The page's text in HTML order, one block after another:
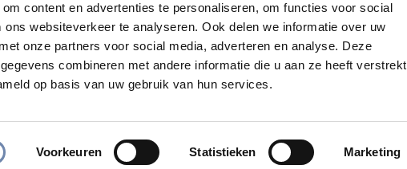
content en advertenties te personaliseren, om functies voor social
ons websiteverkeer te analyseren. Ook delen we informatie over uw
onze partners voor social media, adverteren en analyse. Deze
combineren met andere informatie die u aan ze heeft verstrekt
op basis van uw gebruik van hun services.
Voorkeuren Statistieken Marketing